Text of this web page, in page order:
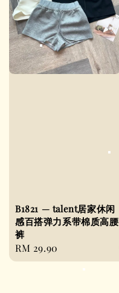
B1821 — talent居家休闲
感百搭弹力系带棉质高腰
裤
Regular
price
RM 29.90